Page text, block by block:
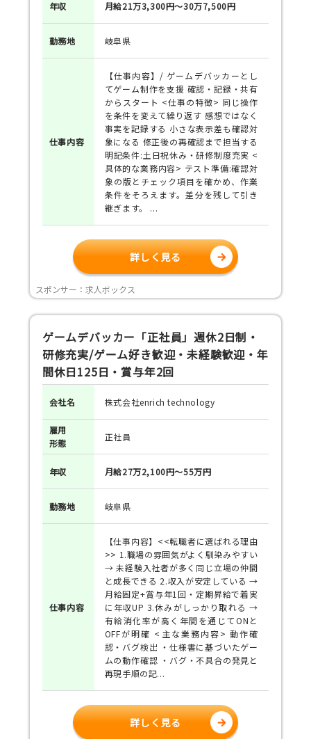
年収 月給21万3,300円～30万7,500円
勤務地 岐阜県
仕事内容
【仕事内容】/ ゲームデバッカーとし
てゲーム制作を支援 確認・記録・共有
からスタート <仕事の特徴> 同じ操作
を条件を変えて繰り返す 感想ではなく
事実を記録する 小さな表示差も確認対
象になる 修正後の再確認まで担当する
明記条件:土日祝休み・研修制度充実 <
具体的な業務内容> テスト準備:確認対
象の版とチェック項目を確かめ、作業
条件をそろえます。差分を残して引き
継ぎます。 ...
詳しく見る
スポンサー：求人ボックス
ゲームデバッカー「正社員」週休2日制・
研修充実/ゲーム好き歓迎・未経験歓迎・年
間休日125日・賞与年2回
会社名 株式会社enrich technology
雇用
形態
正社員
年収 月給27万2,100円～55万円
勤務地 岐阜県
仕事内容
【仕事内容】<<転職者に選ばれる理由
>> 1.職場の雰囲気がよく馴染みやすい
→ 未経験入社者が多く同じ立場の仲間
と成長できる 2.収入が安定している →
月給固定+賞与年1回・定期昇給で着実
に年収UP 3.休みがしっかり取れる →
有給消化率が高く年間を通じてONと
OFFが明確 <主な業務内容> 動作確
認・バグ検出 ・仕様書に基づいたゲー
ムの動作確認 ・バグ・不具合の発見と
再現手順の記...
詳しく見る